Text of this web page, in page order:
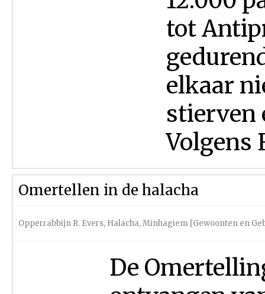
tot
elkaar
stierven
Volgens
Omertellen in de halacha
Opperrabbijn R. Evers, Halacha,Minhagiem [Gewoonten en
De